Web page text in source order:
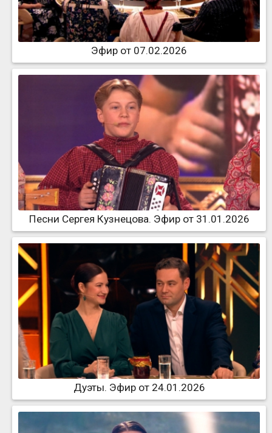
Эфир от 07.02.2026
Песни Сергея Кузнецова. Эфир от 31.01.2026
Дуэты. Эфир от 24.01.2026